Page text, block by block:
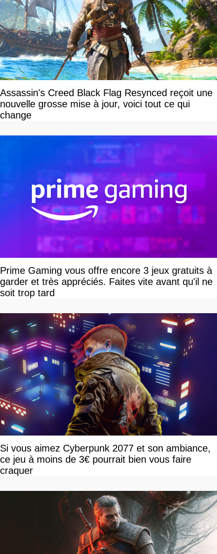
Assassin's Creed Black Flag Resynced reçoit une
nouvelle grosse mise à jour, voici tout ce qui
change
Prime Gaming vous offre encore 3 jeux gratuits à
garder et très appréciés. Faites vite avant qu'il ne
soit trop tard
Si vous aimez Cyberpunk 2077 et son ambiance,
ce jeu à moins de 3€ pourrait bien vous faire
craquer